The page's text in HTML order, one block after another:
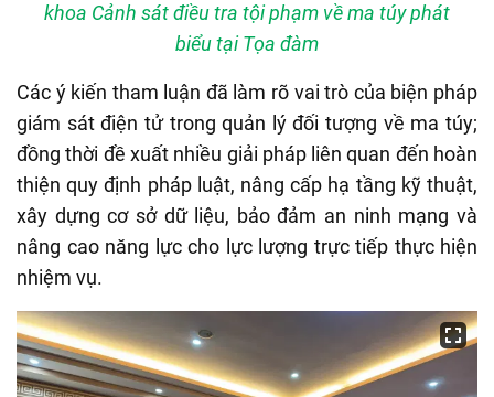
khoa Cảnh sát điều tra tội phạm về ma túy phát
biểu tại Tọa đàm
Các ý kiến tham luận đã làm rõ vai trò của biện pháp
giám sát điện tử trong quản lý đối tượng về ma túy;
đồng thời đề xuất nhiều giải pháp liên quan đến hoàn
thiện quy định pháp luật, nâng cấp hạ tầng kỹ thuật,
xây dựng cơ sở dữ liệu, bảo đảm an ninh mạng và
nâng cao năng lực cho lực lượng trực tiếp thực hiện
nhiệm vụ.